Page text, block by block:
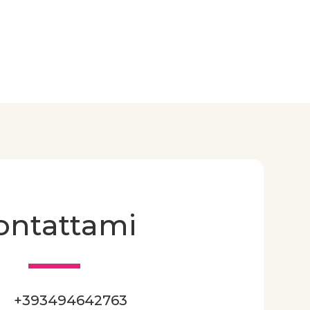
+393494642763